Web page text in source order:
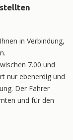
in Verbindung,
7.00 und
nur ebenerdig und
Der Fahrer
und für den